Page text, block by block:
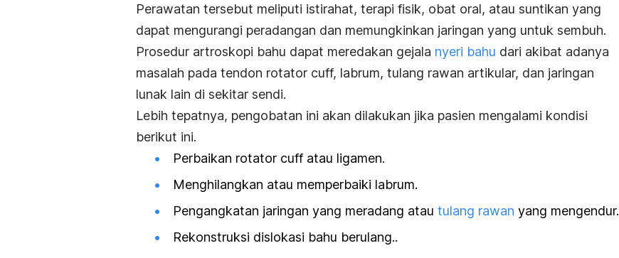
Perawatan tersebut meliputi istirahat, terapi fisik, obat oral, atau suntikan yang
dapat mengurangi peradangan dan memungkinkan jaringan yang untuk sembuh.
Prosedur artroskopi bahu dapat meredakan gejala nyeri bahu dari akibat adanya
masalah pada tendon rotator cuff, labrum, tulang rawan artikular, dan jaringan
lunak lain di sekitar sendi.
Lebih tepatnya, pengobatan ini akan dilakukan jika pasien mengalami kondisi
berikut ini.
Perbaikan rotator cuff atau ligamen.
Menghilangkan atau memperbaiki labrum.
Pengangkatan jaringan yang meradang atau tulang rawan yang mengendur.
Rekonstruksi dislokasi bahu berulang..